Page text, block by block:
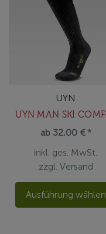
UYN
ab 32,00 € *
inkl. ges. MwSt.
zzgl. Versand
Ausführung wählen